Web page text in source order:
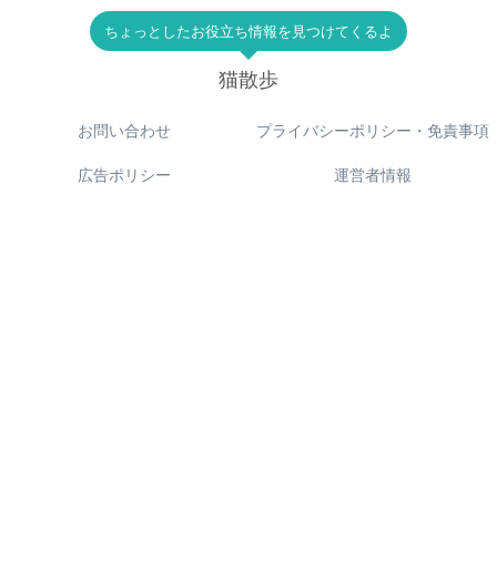
ちょっとしたお役立ち情報を見つけてくるよ
猫散歩
お問い合わせ プライバシーポリシー・免責事項
広告ポリシー 運営者情報